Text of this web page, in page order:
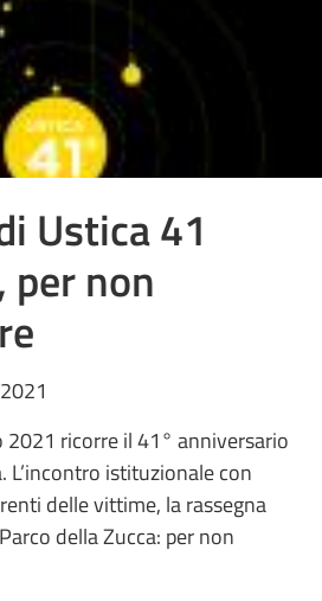
Ustica 41
per non
2021 ricorre il 41° anniversario
L’incontro istituzionale con
delle vittime, la rassegna
della Zucca: per non